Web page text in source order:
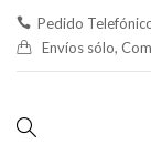
Pedido
Envíos sólo,